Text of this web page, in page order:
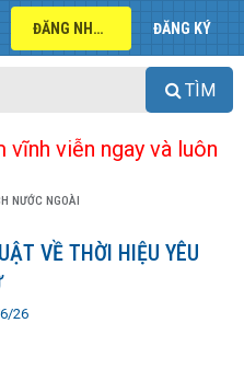
ĐĂNG NHẬP ĐĂNG KÝ
TÌM
viễn ngay và luôn
NƯỚC NGOÀI
VỀ THỜI HIỆU YÊU
26